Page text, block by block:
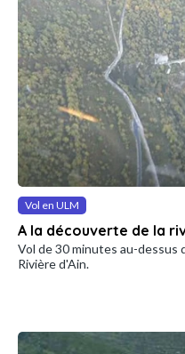
Vol en ULM
A la découverte de la
Vol de 30 minutes au-dessus
Rivière d'Ain.